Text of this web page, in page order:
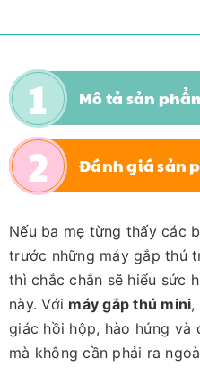
Mô tả sản
Đánh giá sản
Nếu ba mẹ từng thấy các
trước những máy gắp thú
thì chắc chắn sẽ hiểu sức
này. Với máy gắp thú mini,
giác hồi hộp, hào hứng và
mà không cần phải ra